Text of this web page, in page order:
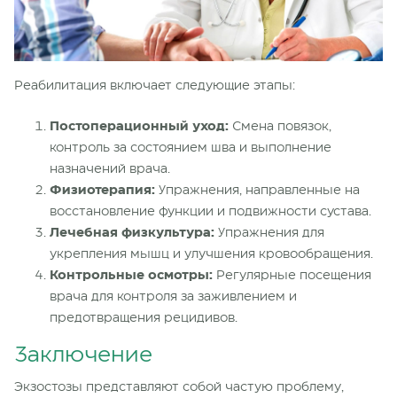
Реабилитация включает следующие этапы:
Постоперационный уход: Смена повязок,
контроль за состоянием шва и выполнение
назначений врача.
Физиотерапия: Упражнения, направленные на
восстановление функции и подвижности сустава.
Лечебная физкультура: Упражнения для
укрепления мышц и улучшения кровообращения.
Контрольные осмотры: Регулярные посещения
врача для контроля за заживлением и
предотвращения рецидивов.
Заключение
Экзостозы представляют собой частую проблему,